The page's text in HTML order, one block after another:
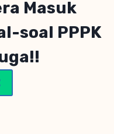
Masuk
soal PPPK